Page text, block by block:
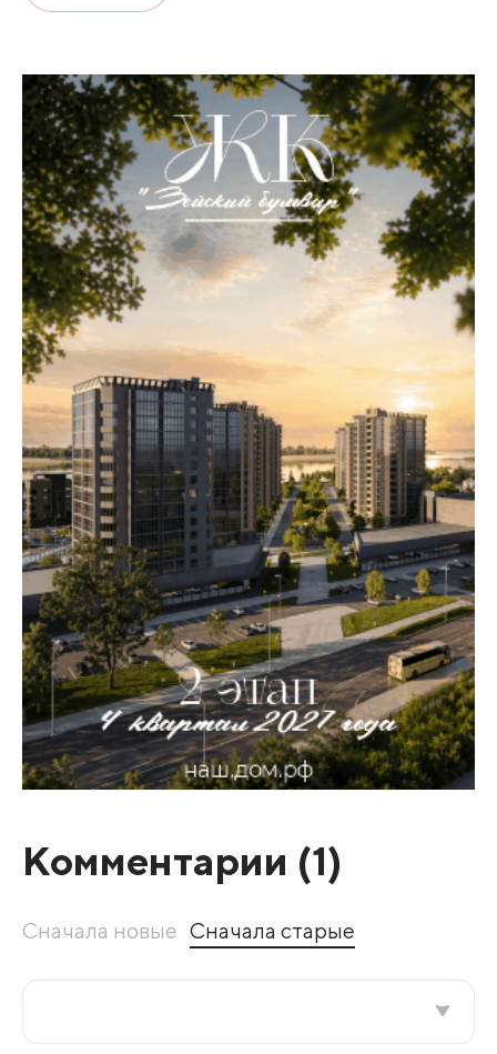
Комментарии (1)
Сначала новые Сначала старые